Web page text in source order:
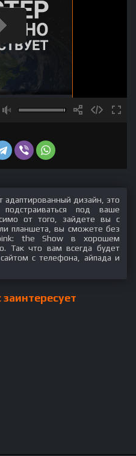
дизайн, это
под ваше
от того, зайдете вы с
планшета, вы сможете без
the Show в хорошем
Так что вам всегда будет
с телефона, айпада и